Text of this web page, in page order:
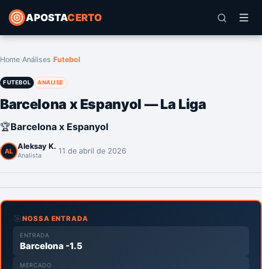
APOSTACERTO
Home Análises Futebol
FUTEBOL ANALISE
Barcelona x Espanyol — La Liga
🏆Barcelona x Espanyol
AL
Aleksay K.
Analista 11 de abril de 2026
🎯NOSSA ENTRADA
ENTRADA
Barcelona -1.5
MERCADO